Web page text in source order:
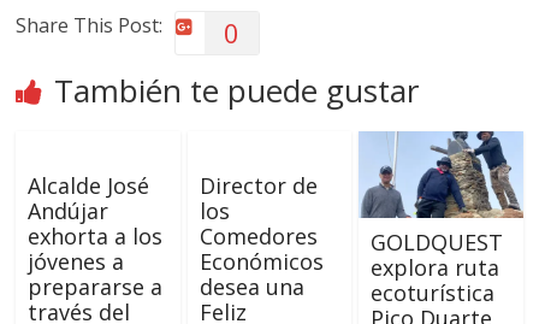
Share This Post: 0
También te puede gustar
Alcalde José
Andújar
exhorta a los
jóvenes a
prepararse a
través del
Director de
los
Comedores
Económicos
desea una
Feliz
GOLDQUEST
explora ruta
ecoturística
Pico Duarte